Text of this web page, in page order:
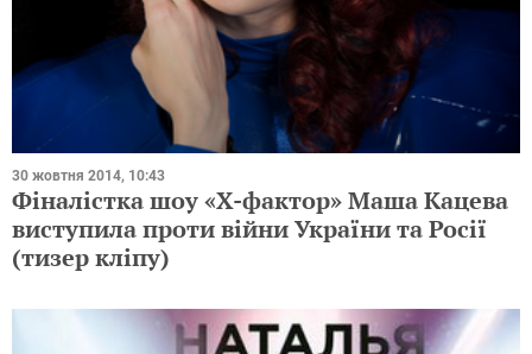
30 жовтня 2014, 10:43
Фіналістка шоу «Х-фактор» Маша Кацева
виступила проти війни України та Росії
(тизер кліпу)